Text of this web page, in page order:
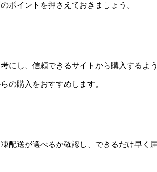
ポイントを押さえておきましょう。
にし、信頼できるサイトから購入するよう
の購入をおすすめします。
配送が選べるか確認し、できるだけ早く届